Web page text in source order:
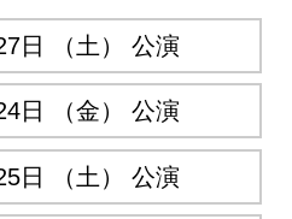
日 （土） 公演
日 （金） 公演
日 （土） 公演